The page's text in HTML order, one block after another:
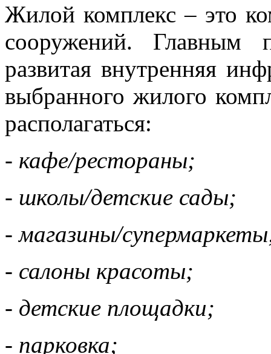
Жилой комплекс – это
сооружений. Главным
развитая внутренняя
выбранного жилого
располагаться:
- кафе/рестораны;
- школы/детские сады;
- магазины/
- салоны красоты;
- детские площадки;
- парковка;